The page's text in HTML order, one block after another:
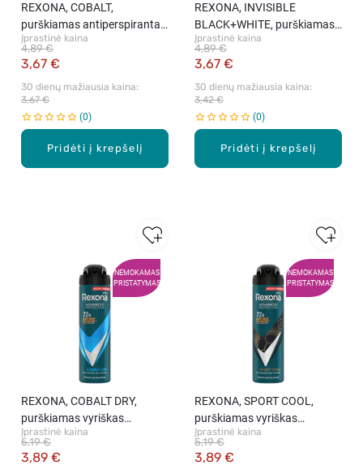
Pridėti į krepšelį
REXONA, COBALT,
purškiamas antiperspirantas
vyrams, 150 ml
Įprastinė kaina
3,67 €
4,89 €
30 dienų mažiausia kaina:
3,67 €
0
Pridėti į krepšelį
REXONA, INVISIBLE
BLACK+WHITE, purškiamas
antiperspirantas moterims,
150 ml
Įprastinė kaina
3,67 €
4,89 €
30 dienų mažiausia kaina:
3,42 €
0
NEMOKAMAS
PRISTATYMAS
REXONA, COBALT DRY,
purškiamas vyriškas
antiperspirantas, 150 ml
Įprastinė kaina
3,89 €
5,19 €
NEMOKAMAS
PRISTATYMAS
REXONA, SPORT COOL,
purškiamas vyriškas
dezodorantas, 150 ml.
Įprastinė kaina
3,89 €
5,19 €